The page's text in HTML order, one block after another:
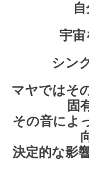
宇宙
シン
マヤではそ
固
その音によ
決定的な影